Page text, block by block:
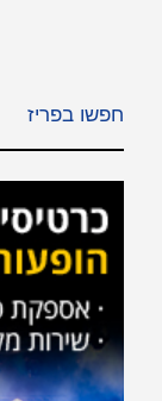
חפשו בפריז